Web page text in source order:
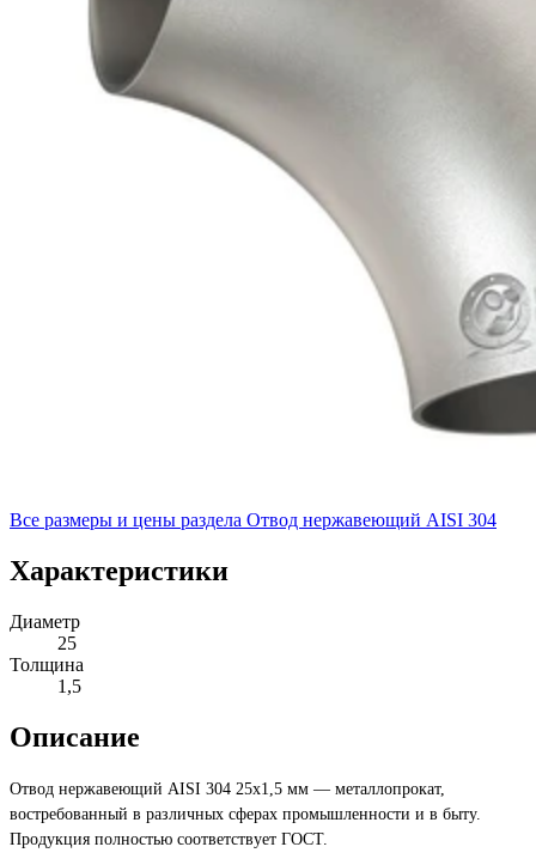
Все размеры и цены раздела Отвод нержавеющий AISI 304
Характеристики
Диаметр
25
Толщина
1,5
Описание
Отвод нержавеющий AISI 304 25х1,5 мм — металлопрокат,
востребованный в различных сферах промышленности и в быту.
Продукция полностью соответствует ГОСТ.